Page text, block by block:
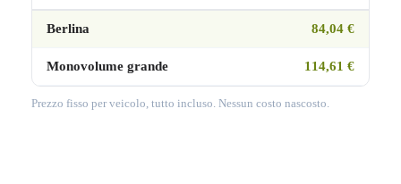
Berlina 84,04 €
Monovolume grande 114,61 €
Prezzo fisso per veicolo, tutto incluso. Nessun costo nascosto.